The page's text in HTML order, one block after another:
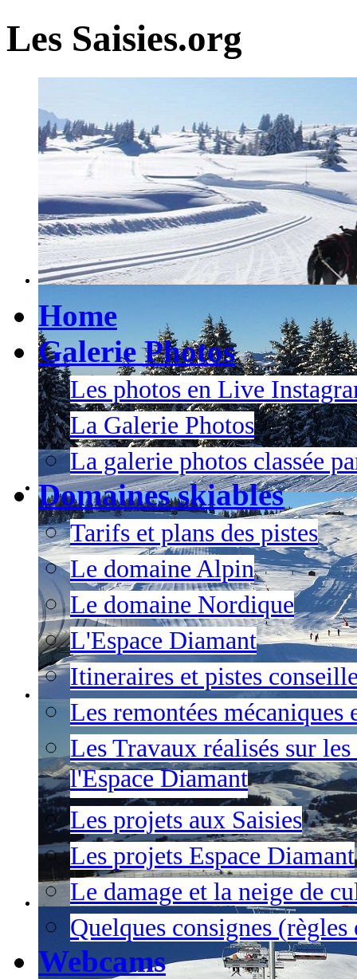
Les Saisies.org
Home
Galerie Photos
Les photos en Live
La Galerie Photos
La galerie photos classée
Domaines skiables
Tarifs et plans des pistes
Le domaine Alpin
Le domaine Nordique
L'Espace Diamant
Itineraires et pistes
Les remontées mécaniques
Les Travaux réalisés sur
l'Espace Diamant
Les projets aux Saisies
Les projets Espace Diamant
Le damage et la neige de
Quelques consignes (règles
Webcams